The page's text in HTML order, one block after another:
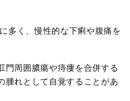
多く、慢性的な下痢や腹痛を
門周囲膿瘍や痔瘻を合併する
腫れとして自覚することがあ